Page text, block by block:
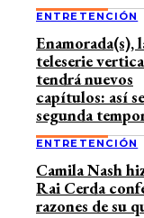
ENTRETENCIÓN
Enamorada(s),
teleserie
tendrá nuevos
capítulos: así
segunda
ENTRETENCIÓN
Camila Nash
Rai Cerda
razones de su